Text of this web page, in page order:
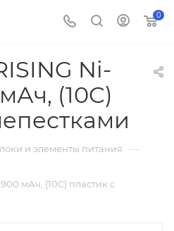
0
Ni-
(10C)
и элементы питания —
мАч, (10C) пластик с